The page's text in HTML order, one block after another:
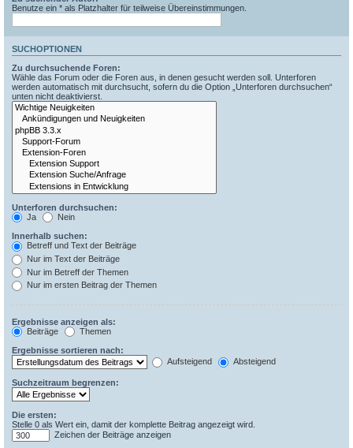
Benutze ein * als Platzhalter für teilweise Übereinstimmungen.
SUCHOPTIONEN
Zu durchsuchende Foren:
Wähle das Forum oder die Foren aus, in denen gesucht werden soll. Unterforen
werden automatisch mit durchsucht, sofern du die Option „Unterforen durchsuchen“
unten nicht deaktivierst.
Unterforen durchsuchen:
Ja
Nein
Innerhalb suchen:
Betreff und Text der Beiträge
Nur im Text der Beiträge
Nur im Betreff der Themen
Nur im ersten Beitrag der Themen
Ergebnisse anzeigen als:
Beiträge
Themen
Ergebnisse sortieren nach:
Aufsteigend
Absteigend
Suchzeitraum begrenzen:
Die ersten:
Stelle 0 als Wert ein, damit der komplette Beitrag angezeigt wird.
Zeichen der Beiträge anzeigen